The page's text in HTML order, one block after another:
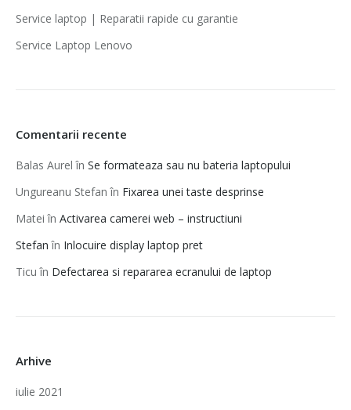
Service laptop | Reparatii rapide cu garantie‎
Service Laptop Lenovo
Comentarii recente
Balas Aurel în Se formateaza sau nu bateria laptopului
Ungureanu Stefan în Fixarea unei taste desprinse
Matei în Activarea camerei web – instructiuni
Stefan în Inlocuire display laptop pret
Ticu în Defectarea si repararea ecranului de laptop
Arhive
iulie 2021